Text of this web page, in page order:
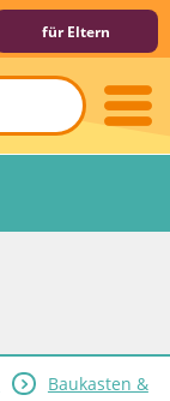
für Eltern
Baukasten &